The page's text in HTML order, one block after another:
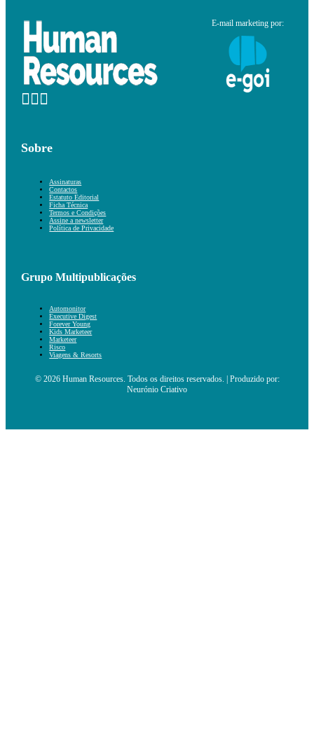
E-mail marketing por:
Sobre
Assinaturas
Contactos
Estatuto Editorial
Ficha Técnica
Termos e Condições
Assine a newsletter
Política de Privacidade
Grupo Multipublicações
Automonitor
Executive Digest
Forever Young
Kids Marketeer
Marketeer
Risco
Viagens & Resorts
© 2026 Human Resources. Todos os direitos reservados. | Produzido por:
Neurónio Criativo